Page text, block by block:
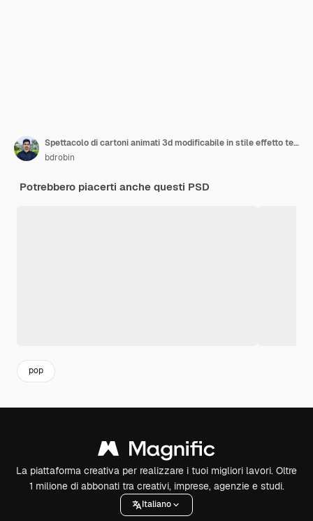
Spettacolo di cartoni animati 3d modificabile in stile effetto testo photoshop con sfondo
bdrobin
Potrebbero piacerti anche questi PSD
pop
La piattaforma creativa per realizzare i tuoi migliori lavori. Oltre
1 milione di abbonati tra creativi, imprese, agenzie e studi.
Italiano